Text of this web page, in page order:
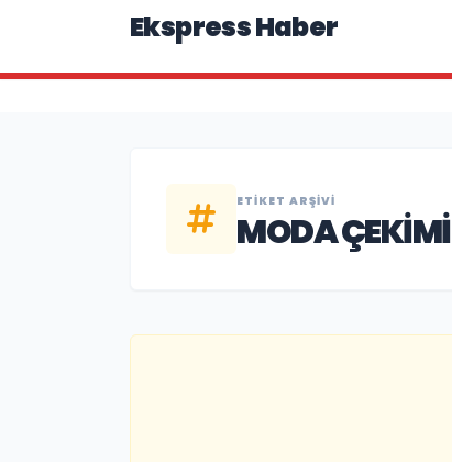
Ekspress Haber
ETIKET ARŞIVI
MODA ÇEKIMI